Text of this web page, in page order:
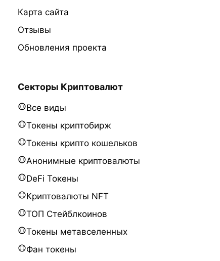
Карта сайта
Отзывы
Обновления проекта
Секторы Криптовалют
Все виды
Токены криптобирж
Токены крипто кошельков
Анонимные криптовалюты
DeFi Токены
Криптовалюты NFT
ТОП Стейблкоинов
Токены метавселенных
Фан токены